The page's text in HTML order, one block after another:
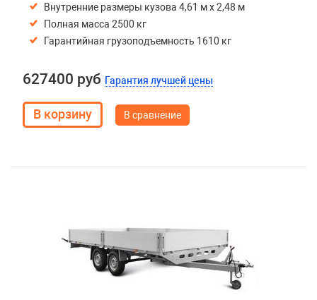
Внутренние размеры кузова 4,61 м х 2,48 м
Полная масса 2500 кг
Гарантийная грузоподъемность 1610 кг
627400 руб Гарантия лучшей цены
В сравнение